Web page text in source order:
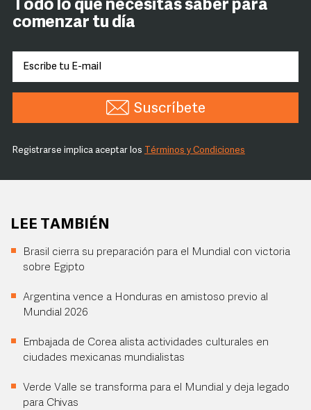
Todo lo que necesitas saber para
comenzar tu día
Suscríbete
Registrarse implica aceptar los Términos y Condiciones
LEE TAMBIÉN
Brasil cierra su preparación para el Mundial con victoria
sobre Egipto
Argentina vence a Honduras en amistoso previo al
Mundial 2026
Embajada de Corea alista actividades culturales en
ciudades mexicanas mundialistas
Verde Valle se transforma para el Mundial y deja legado
para Chivas